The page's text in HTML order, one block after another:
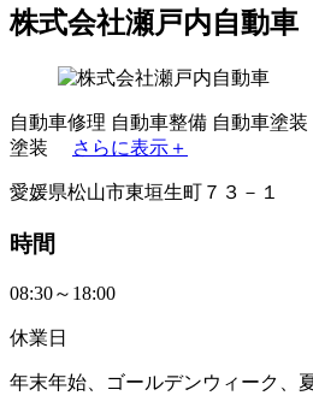
株式会社瀬戸内自動車
自動車修理 自動車整備 自動車塗装
塗装
さらに表示＋
愛媛県松山市東垣生町７３－１
時間
08:30～18:00
休業日
年末年始、ゴールデンウィーク、